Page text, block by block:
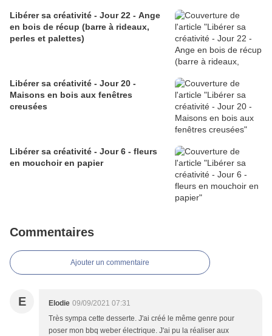
Libérer sa créativité - Jour 22 - Ange
en bois de récup (barre à rideaux,
perles et palettes)
Libérer sa créativité - Jour 20 -
Maisons en bois aux fenêtres
creusées
Libérer sa créativité - Jour 6 - fleurs
en mouchoir en papier
Commentaires
Ajouter un commentaire
E Elodie 09/09/2021 07:31
Très sympa cette desserte. J'ai créé le même genre pour
poser mon bbq weber électrique. J'ai pu la réaliser aux